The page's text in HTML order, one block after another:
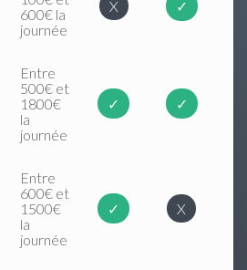
600€ la
journée
X ✓
Entre
500€ et
1800€
la
journée
✓ ✓
Entre
600€ et
1500€
la
journée
✓ X